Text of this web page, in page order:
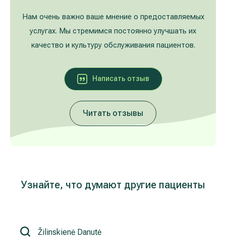
Нам очень важно ваше мнение о предоставляемых
услугах. Мы стремимся постоянно улучшать их
качество и культуру обслуживания пациентов.
Написать oтзыв
Читать отзывы
Узнайте, что думают другие пациенты
Лечение расширенных вен на ногах
Неврология и психиатрия
Лечение заболеваний уха, горла, носа
Реабилитация и спортивная медицина
Galerija